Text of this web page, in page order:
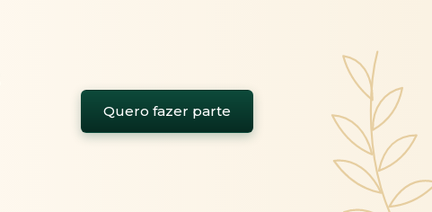
Quero fazer parte